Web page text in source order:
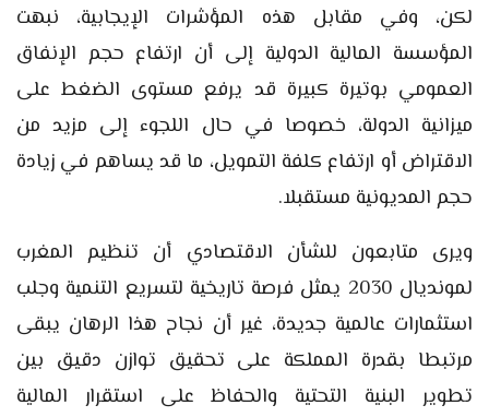
لكن، وفي مقابل هذه المؤشرات الإيجابية، نبهت
المؤسسة المالية الدولية إلى أن ارتفاع حجم الإنفاق
العمومي بوتيرة كبيرة قد يرفع مستوى الضغط على
ميزانية الدولة، خصوصا في حال اللجوء إلى مزيد من
الاقتراض أو ارتفاع كلفة التمويل، ما قد يساهم في زيادة
حجم المديونية مستقبلا.
ويرى متابعون للشأن الاقتصادي أن تنظيم المغرب
لمونديال 2030 يمثل فرصة تاريخية لتسريع التنمية وجلب
استثمارات عالمية جديدة، غير أن نجاح هذا الرهان يبقى
مرتبطا بقدرة المملكة على تحقيق توازن دقيق بين
تطوير البنية التحتية والحفاظ على استقرار المالية